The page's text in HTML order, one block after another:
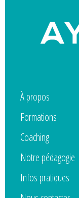
À propos
Formations
Coaching
Notre pédagogie
Infos pratiques